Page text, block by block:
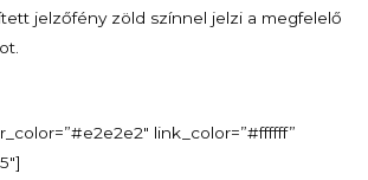
jelzőfény zöld színnel jelzi a megfelelő
link_color=”#ffffff”